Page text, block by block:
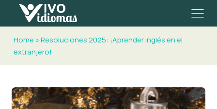
Home »Resoluciones 2025: ¡Aprender inglés en el
extranjero!